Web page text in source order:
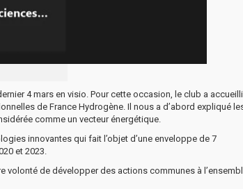
4 mars en visio. Pour cette occasion, le club a accueilli
de France Hydrogène. Il nous a d’abord expliqué
comme un vecteur énergétique.
innovantes qui fait l’objet d’une enveloppe de 7
et 2023.
volonté de développer des actions communes à